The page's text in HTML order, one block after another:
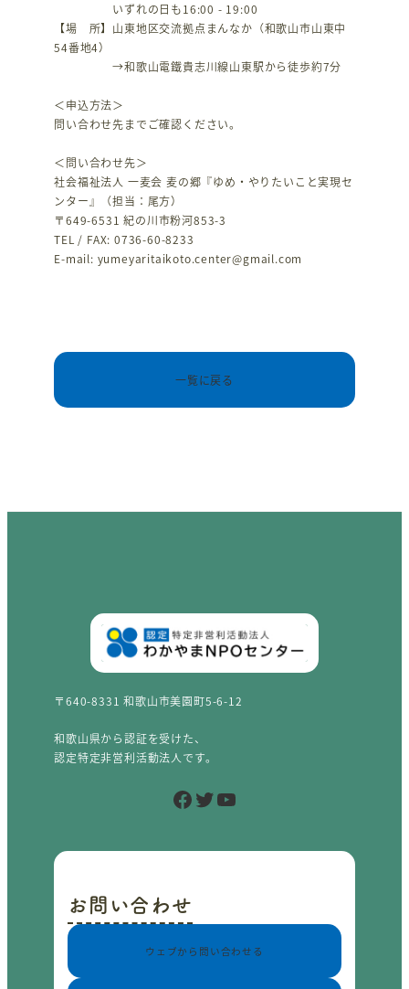
いずれの日も16:00 - 19:00
【場 所】山東地区交流拠点まんなか（和歌山市山東中
54番地4）
→和歌山電鐵貴志川線山東駅から徒歩約7分
＜申込方法＞
問い合わせ先までご確認ください。
＜問い合わせ先＞
社会福祉法人 一麦会 麦の郷『ゆめ・やりたいこと実現セ
ンター』（担当：尾方）
〒649-6531 紀の川市粉河853-3
TEL / FAX: 0736-60-8233
E-mail: yumeyaritaikoto.center@gmail.com
一覧に戻る
〒640-8331 和歌山市美園町5-6-12
和歌山県から認証を受けた、
認定特定非営利活動法人です。
Facebook Twitter YouTube
お問い合わせ
ウェブから問い合わせる